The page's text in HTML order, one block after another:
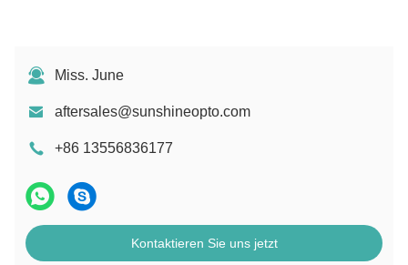
Miss. June
aftersales@sunshineopto.com
+86 13556836177
Kontaktieren Sie uns jetzt